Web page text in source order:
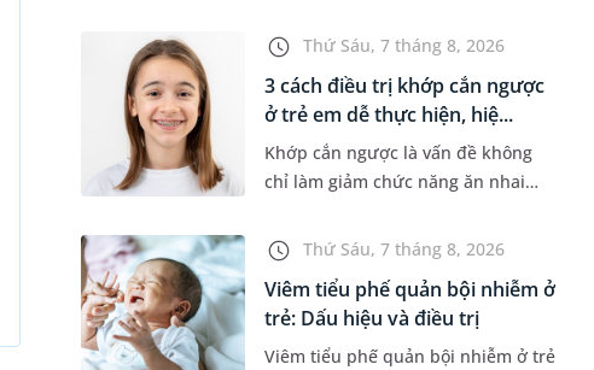
trường hợp thường xuyên bơi ở
những hồ bơi nhân tạo. Bài v...
Thứ Sáu, 7 tháng 8, 2026
3 cách điều trị khớp cắn ngược
ở trẻ em dễ thực hiện, hiệ...
Khớp cắn ngược là vấn đề không
chỉ làm giảm chức năng ăn nhai
đối của khuôn mặt. Do đó, cần khắc
phục sớm tình trạng này để...
Thứ Sáu, 7 tháng 8, 2026
Viêm tiểu phế quản bội nhiễm ở
trẻ: Dấu hiệu và điều trị
Viêm tiểu phế quản bội nhiễm ở trẻ